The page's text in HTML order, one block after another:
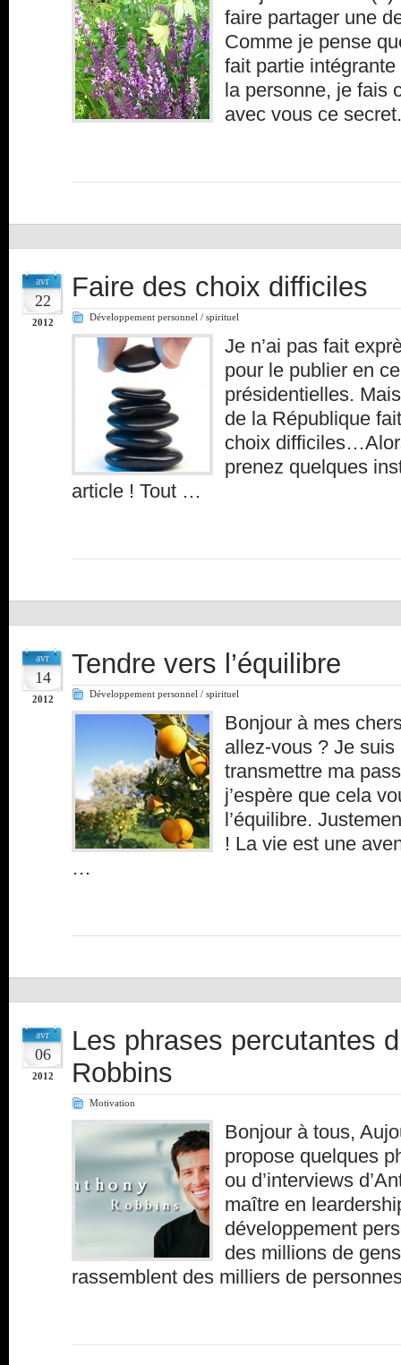
faire partager une
Comme je pense
fait partie
la personne, je fais
avec vous ce
avr
22
2012
Faire des choix difficiles
Développement personnel / spirituel
Je n’ai pas fait
pour le publier en
présidentielles.
de la République
choix
prenez quelques
article ! Tout …
avr
14
2012
Tendre vers l’équilibre
Développement personnel / spirituel
Bonjour à mes
allez-vous ? Je
transmettre ma
j’espère que cela
l’équilibre.
! La vie est une
…
avr
06
2012
Les phrases percutantes
Robbins
Motivation
Bonjour à tous,
propose quelques
ou d’interviews
maître en
développement
des millions de
rassemblent des milliers de